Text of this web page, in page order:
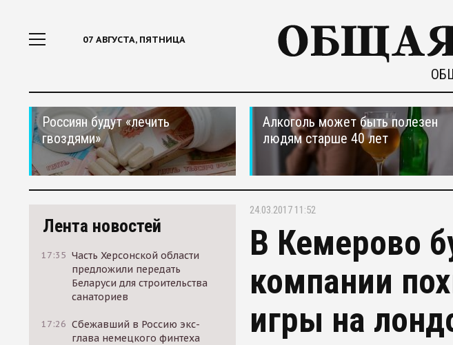
07 АВГУСТА, ПЯТНИЦА
Россиян будут «лечить
гвоздями»
Алкоголь может быть полезен
людям старше 40 лет
Лента новостей
17:35 Часть Херсонской области
предложили передать
Беларуси для строительства
санаториев
17:26 Сбежавший в Россию экс-
глава немецкого финтеха
24.03.2017 11:52
В Кемерово
компании
игры на